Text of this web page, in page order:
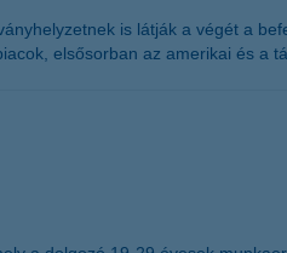
is látják a végét a
elsősorban az amerikai és a